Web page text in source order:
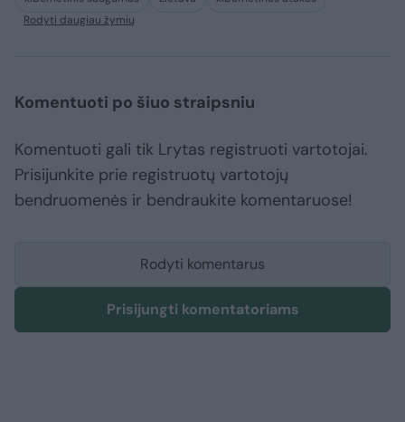
Rodyti daugiau žymių
Komentuoti po šiuo straipsniu
Komentuoti gali tik Lrytas registruoti vartotojai.
Prisijunkite prie registruotų vartotojų
bendruomenės ir bendraukite komentaruose!
Rodyti komentarus
Prisijungti komentatoriams